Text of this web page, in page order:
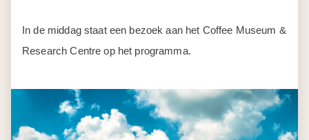
In de middag staat een bezoek aan het Coffee Museum &
Research Centre op het programma.